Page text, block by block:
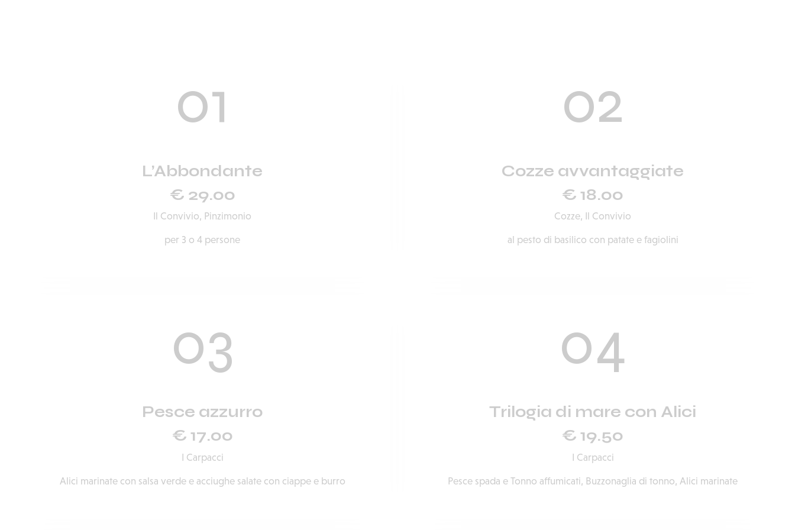
01
L’Abbondante
€ 29.00
Il Convivio, Pinzimonio
per 3 o 4 persone
02
Cozze avvantaggiate
€ 18.00
Cozze, Il Convivio
al pesto di basilico con patate e fagiolini
03
Pesce azzurro
€ 17.00
I Carpacci
Alici marinate con salsa verde e acciughe salate con ciappe e burro
04
Trilogia di mare con Alici
€ 19.50
I Carpacci
Pesce spada e Tonno affumicati, Buzzonaglia di tonno, Alici marinate